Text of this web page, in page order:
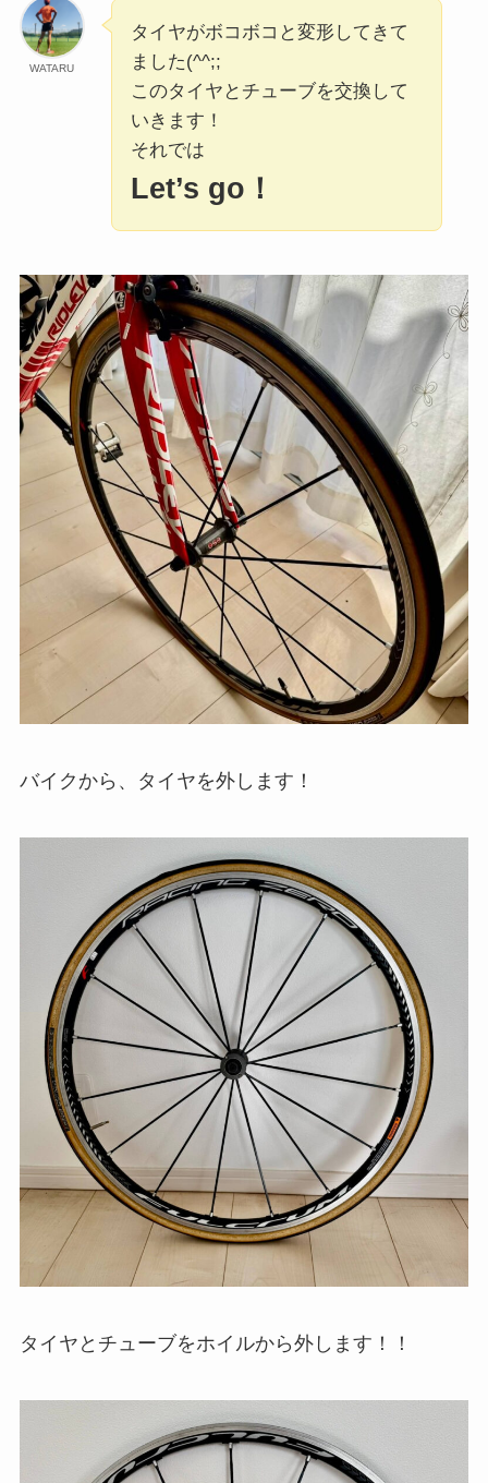
WATARU
タイヤがボコボコと変形してきて
ました(^^;;
このタイヤとチューブを交換して
いきます！
それでは
Let’s go！
バイクから、タイヤを外します！
タイヤとチューブをホイルから外します！！